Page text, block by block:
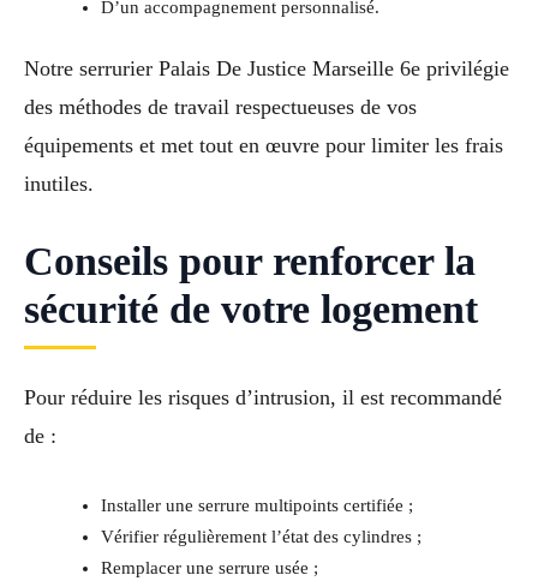
D’un accompagnement personnalisé.
Notre serrurier Palais De Justice Marseille 6e privilégie
des méthodes de travail respectueuses de vos
équipements et met tout en œuvre pour limiter les frais
inutiles.
Conseils pour renforcer la
sécurité de votre logement
Pour réduire les risques d’intrusion, il est recommandé
de :
Installer une serrure multipoints certifiée ;
Vérifier régulièrement l’état des cylindres ;
Remplacer une serrure usée ;